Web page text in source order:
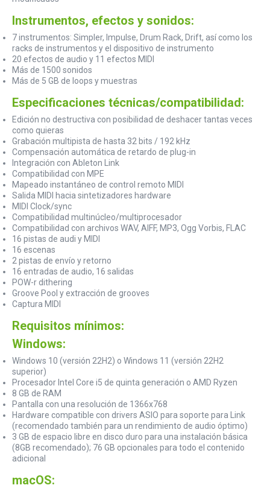
Instrumentos, efectos y sonidos:
7 instrumentos: Simpler, Impulse, Drum Rack, Drift, así como los
racks de instrumentos y el dispositivo de instrumento
20 efectos de audio y 11 efectos MIDI
Más de 1500 sonidos
Más de 5 GB de loops y muestras
Especificaciones técnicas/compatibilidad:
Edición no destructiva con posibilidad de deshacer tantas veces
como quieras
Grabación multipista de hasta 32 bits / 192 kHz
Compensación automática de retardo de plug-in
Integración con Ableton Link
Compatibilidad con MPE
Mapeado instantáneo de control remoto MIDI
Salida MIDI hacia sintetizadores hardware
MIDI Clock/sync
Compatibilidad multinúcleo/multiprocesador
Compatibilidad con archivos WAV, AIFF, MP3, Ogg Vorbis, FLAC
16 pistas de audi y MIDI
16 escenas
2 pistas de envío y retorno
16 entradas de audio, 16 salidas
POW-r dithering
Groove Pool y extracción de grooves
Captura MIDI
Requisitos mínimos:
Windows:
Windows 10 (versión 22H2) o Windows 11 (versión 22H2
superior)
Procesador Intel Core i5 de quinta generación o AMD Ryzen
8 GB de RAM
Pantalla con una resolución de 1366x768
Hardware compatible con drivers ASIO para soporte para Link
(recomendado también para un rendimiento de audio óptimo)
3 GB de espacio libre en disco duro para una instalación básica
(8GB recomendado); 76 GB opcionales para todo el contenido
adicional
macOS: